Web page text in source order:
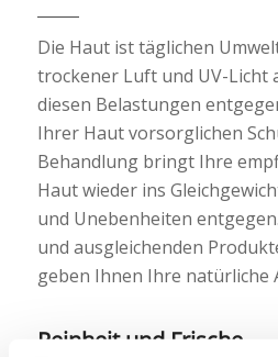
Die Haut ist täglichen
trockener Luft und UV-Licht
diesen Belastungen
Ihrer Haut vorsorglichen
Behandlung bringt Ihre
Haut wieder ins
und Unebenheiten
und ausgleichenden
geben Ihnen Ihre natürliche
Reinheit und Frische